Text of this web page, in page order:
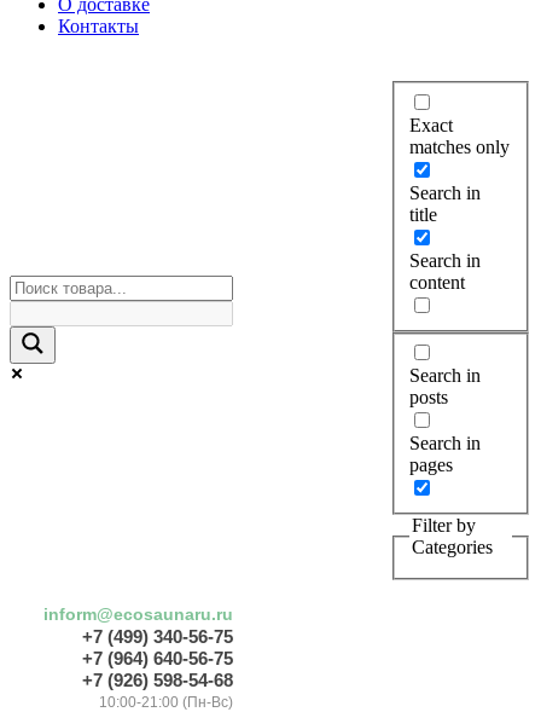
О доставке
Контакты
Exact
matches only
Search in
title
Search in
content
Search in
posts
Search in
pages
Filter by
Categories
inform@ecosaunaru.ru
+7 (499) 340-56-75
+7 (964) 640-56-75
+7 (926) 598-54-68
10:00-21:00 (Пн-Вс)